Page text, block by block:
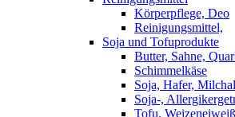
Körperpflege, Deo
Reinigungsmittel,
Soja und Tofuprodukte
Butter, Sahne,
Schimmelkäse
Soja, Hafer,
Soja-,
Tofu,